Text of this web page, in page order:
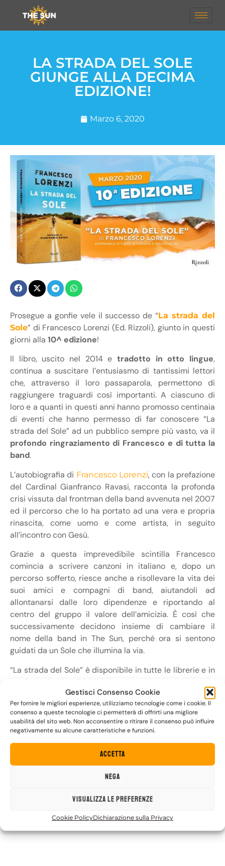
Gestisci Consenso Cookie
Per fornire le migliori esperienze, utilizziamo tecnologie come i cookie. Il
consenso a queste tecnologie ci permetterà di offrirti una migliore
usabilità del sito web. Non acconsentire o ritirare il consenso può influire
negativamente su alcune caratteristiche e funzioni.
Accetta
Nega
Visualizza le preferenze
Cookie PolicyDichiarazione sulla Privacy
LA STRADA DEL SOLE
GIUNGE ALLA DECIMA
EDIZIONE!
Marzo 6, 2020
Prosegue a gonfie vele il successo de “La strada del
Sole” di Francesco Lorenzi (Ed. Rizzoli), giunto in questi
giorni alla 10^ edizione!
Il libro, uscito nel 2014 e tradotto in otto lingue,
continua a suscitare l’entusiasmo di tantissimi lettori
che, attraverso il loro passaparola, permettono di
raggiungere traguardi così importanti. A ciascuno di
loro e a quanti in questi anni hanno promosso centinaia
di eventi che hanno permesso di far conoscere “La
strada del Sole” ad un pubblico sempre più vasto, va il
profondo ringraziamento di Francesco e di tutta la
band.
L’autobiografia di Francesco Lorenzi, con la prefazione
del Cardinal Gianfranco Ravasi, racconta la profonda
crisi vissuta dal frontman della band avvenuta nel 2007
ed il percorso che lo ha portato ad una vera e propria
rinascita, come uomo e come artista, in seguito
all’incontro con Gesù.
Grazie a questa imprevedibile scintilla Francesco
comincia a scrivere canzoni in italiano e, dopo un
percorso sofferto, riesce anche a risollevare la vita dei
suoi amici e compagni di band, aiutandoli ad
allontanarsi dalle loro dipendenze e riportando al
centro del gruppo il valore dell’amicizia. È così che
successivamente decidono insieme di cambiare il
nome della band in The Sun, perché ora si sentono
guidati da un Sole che illumina la via.
“La strada del Sole” è disponibile in tutte le librerie e in
versione ebook
SCOPRI